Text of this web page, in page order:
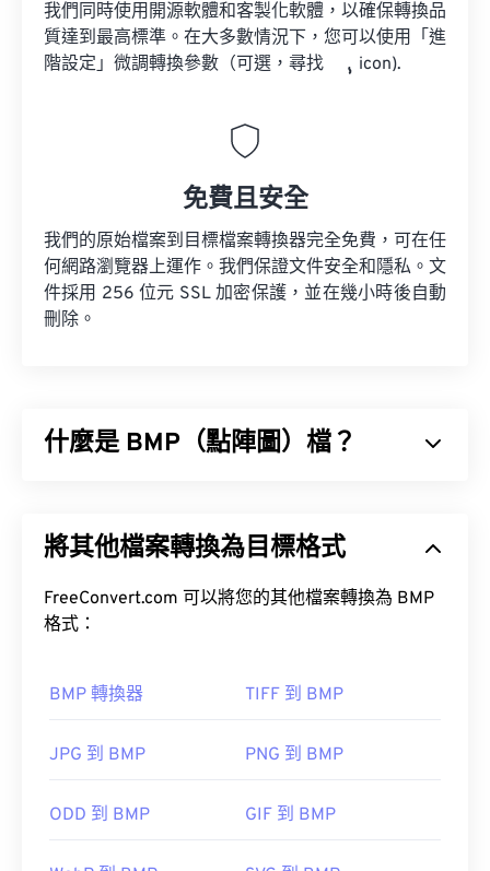
我們同時使用開源軟體和客製化軟體，以確保轉換品
質達到最高標準。在大多數情況下，您可以使用「進
階設定」微調轉換參數（可選，尋找
icon).
免費且安全
我們的原始檔案到目標檔案轉換器完全免費，可在任
何網路瀏覽器上運作。我們保證文件安全和隱私。文
件採用 256 位元 SSL 加密保護，並在幾小時後自動
刪除。
什麼是 BMP（點陣圖）檔？
柵格圖形的點陣資料結構，該結構決定了影像的色彩
缺乏壓縮，BMP 檔案通常很大。
BMP 檔案可以是設備相關的，也可以是設備無關
Microsoft Paint
DIB
將其他檔案轉換為目標格式
FreeConvert.com 可以將您的其他檔案轉換為 BMP
格式：
BMP 轉換器 TIFF 到 BMP
JPG 到 BMP PNG 到 BMP
ODD 到 BMP GIF 到 BMP